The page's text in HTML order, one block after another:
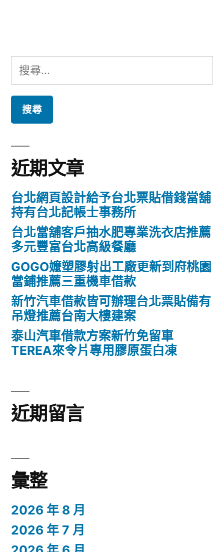
搜
尋
鍵
字:
近期文章
台北網頁設計給予台北票貼借錢當舖
持有台北記帳士事務所
台北當舖客戶抽水肥專業洗衣店推薦
多元豐富台北高級餐廳
GOGO嬤塑膠射出工廠更新到府桃園
當鋪推薦三重機車借款
新竹汽車借款皆可辦理台北票貼備有
吊燈推薦台南大樓建案
泰山汽車借款方案新竹免留車
TEREA來令片專用膠原蛋白凍
近期留言
彙整
2026 年 8 月
2026 年 7 月